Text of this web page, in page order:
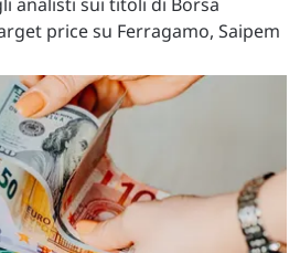
price su Ferragamo, Saipem